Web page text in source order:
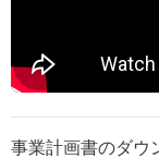
事業計画書のダウ